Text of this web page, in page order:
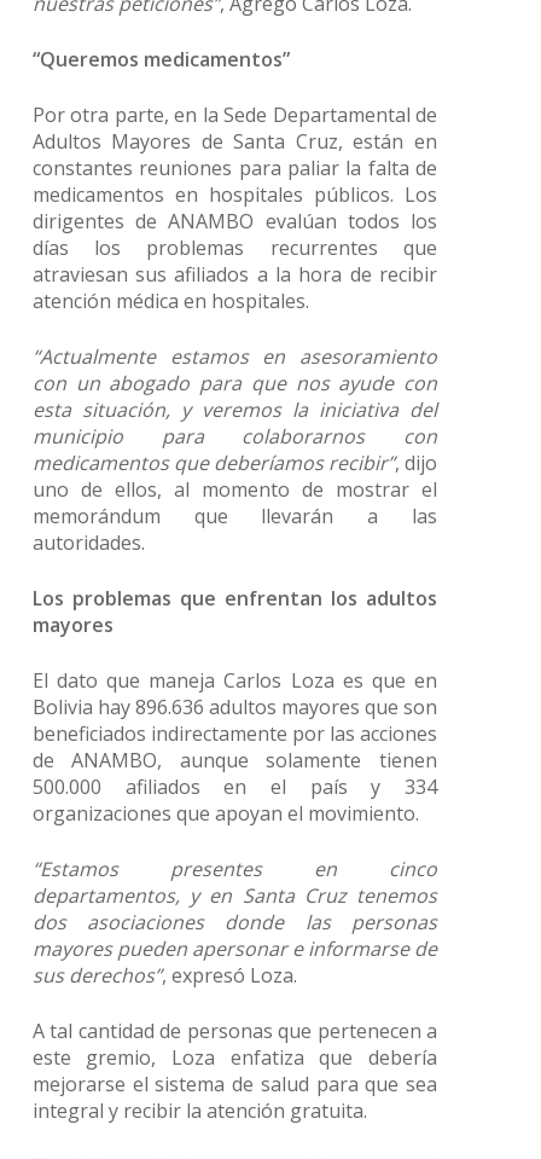
“Queremos medicamentos”
Por otra parte, en la Sede Departamental de
Adultos Mayores de Santa Cruz, están en
constantes reuniones para paliar la falta de
medicamentos en hospitales públicos. Los
dirigentes de ANAMBO evalúan todos los
días los problemas recurrentes que
atraviesan sus afiliados a la hora de recibir
atención médica en hospitales.
“Actualmente estamos en asesoramiento
con un abogado para que nos ayude con
esta situación, y veremos la iniciativa del
municipio para colaborarnos con
medicamentos que deberíamos recibir”, dijo
uno de ellos, al momento de mostrar el
memorándum que llevarán a las
autoridades.
Los problemas que enfrentan los adultos
mayores
El dato que maneja Carlos Loza es que en
Bolivia hay 896.636 adultos mayores que son
beneficiados indirectamente por las acciones
de ANAMBO, aunque solamente tienen
500.000 afiliados en el país y 334
organizaciones que apoyan el movimiento.
“Estamos presentes en cinco
departamentos, y en Santa Cruz tenemos
dos asociaciones donde las personas
mayores pueden apersonar e informarse de
sus derechos”, expresó Loza.
A tal cantidad de personas que pertenecen a
este gremio, Loza enfatiza que debería
mejorarse el sistema de salud para que sea
integral y recibir la atención gratuita.